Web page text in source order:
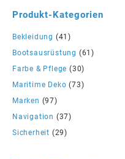
Produkt-Kategorien
Bekleidung (41)
Bootsausrüstung (61)
Farbe & Pflege (30)
Maritime Deko (73)
Marken (97)
Navigation (37)
Sicherheit (29)